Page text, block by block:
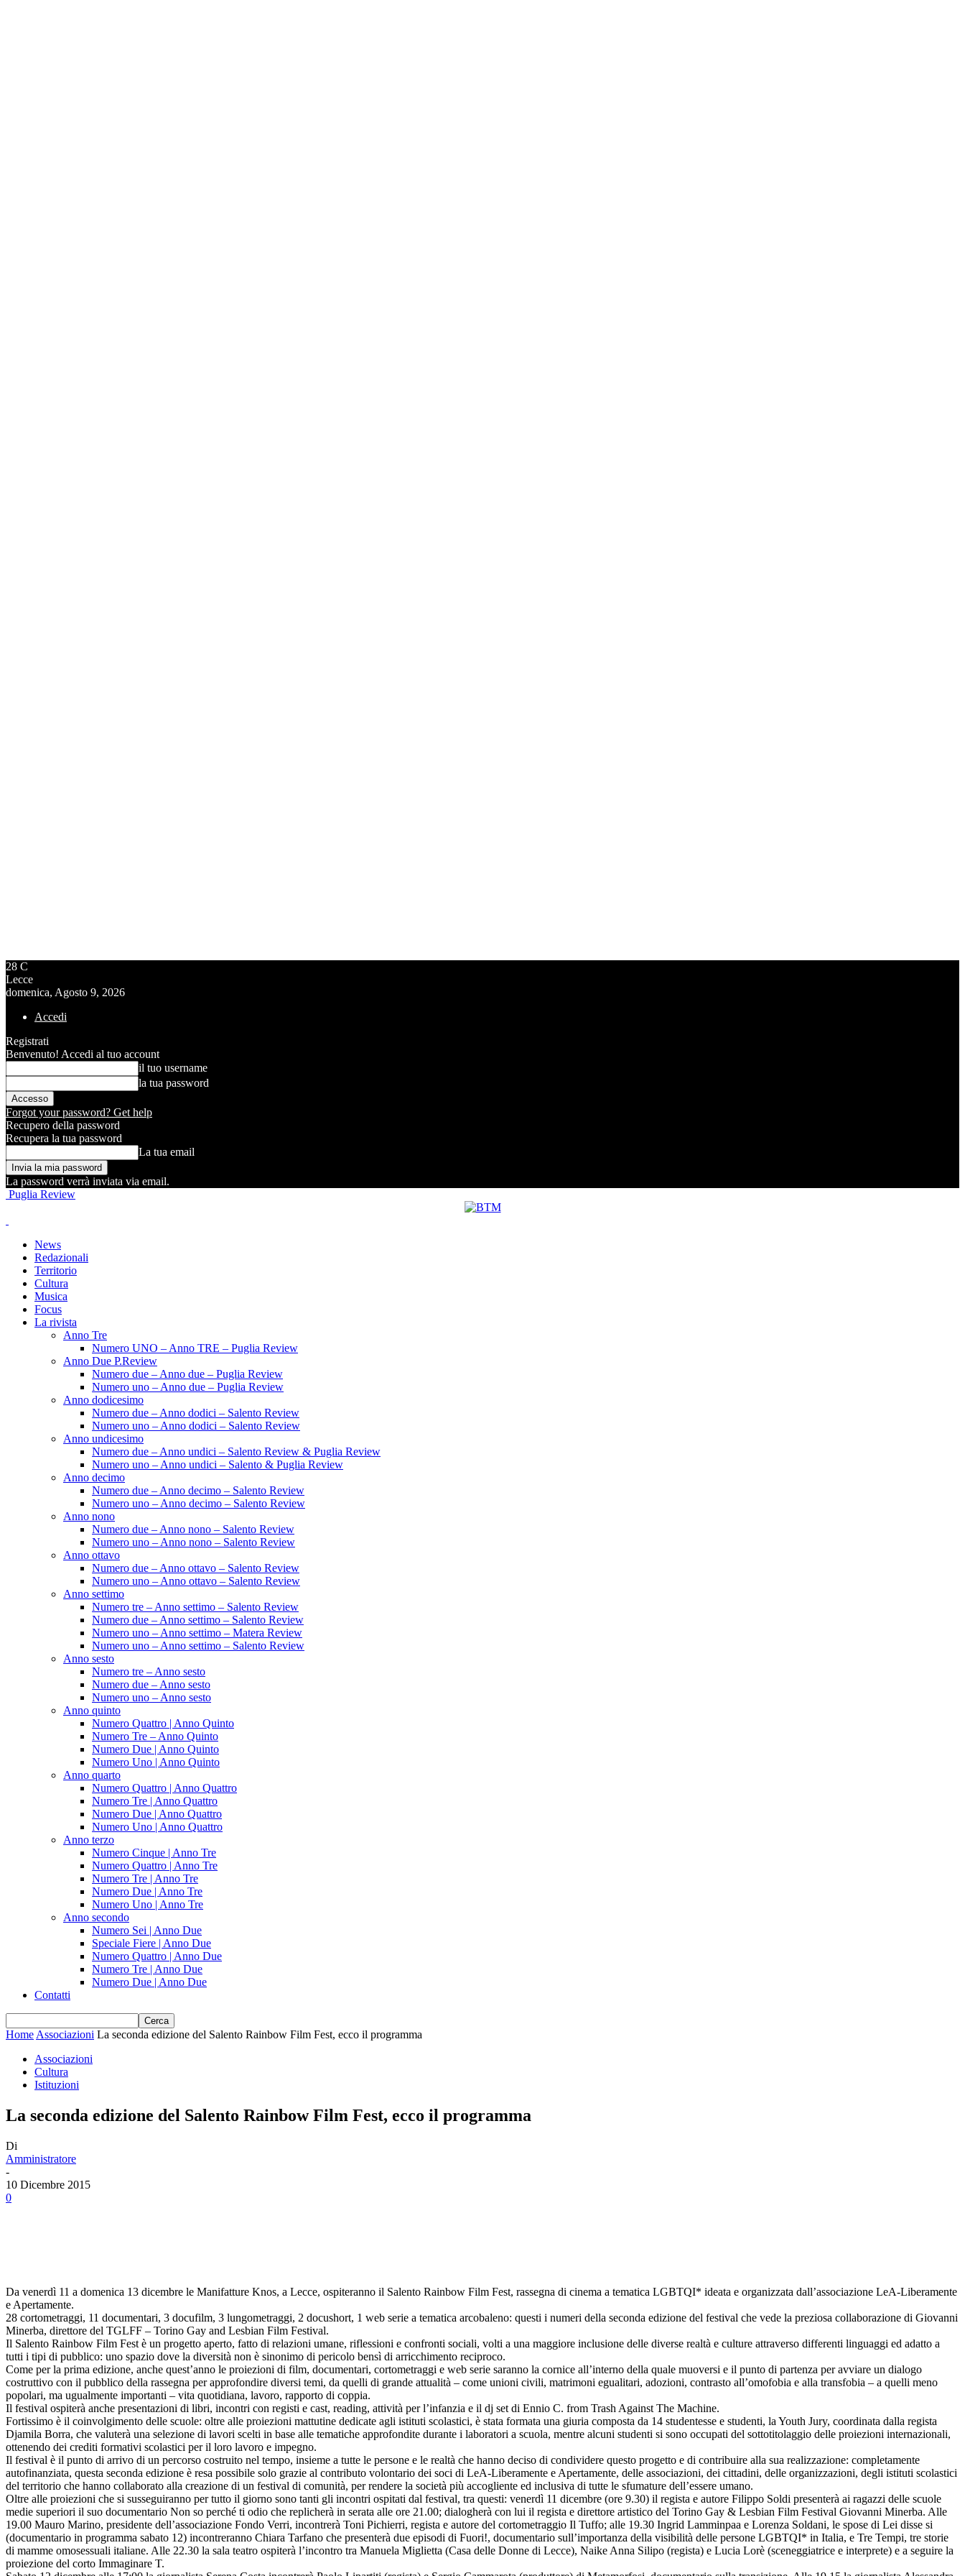
28 C
Lecce
domenica, Agosto 9, 2026
Accedi
Registrati
Benvenuto! Accedi al tuo account
il tuo username
la tua password
Forgot your password? Get help
Recupero della password
Recupera la tua password
La tua email
La password verrà inviata via email.
Puglia Review
News
Redazionali
Territorio
Cultura
Musica
Focus
La rivista
Anno Tre
Numero UNO – Anno TRE – Puglia Review
Anno Due P.Review
Numero due – Anno due – Puglia Review
Numero uno – Anno due – Puglia Review
Anno dodicesimo
Numero due – Anno dodici – Salento Review
Numero uno – Anno dodici – Salento Review
Anno undicesimo
Numero due – Anno undici – Salento Review & Puglia Review
Numero uno – Anno undici – Salento & Puglia Review
Anno decimo
Numero due – Anno decimo – Salento Review
Numero uno – Anno decimo – Salento Review
Anno nono
Numero due – Anno nono – Salento Review
Numero uno – Anno nono – Salento Review
Anno ottavo
Numero due – Anno ottavo – Salento Review
Numero uno – Anno ottavo – Salento Review
Anno settimo
Numero tre – Anno settimo – Salento Review
Numero due – Anno settimo – Salento Review
Numero uno – Anno settimo – Matera Review
Numero uno – Anno settimo – Salento Review
Anno sesto
Numero tre – Anno sesto
Numero due – Anno sesto
Numero uno – Anno sesto
Anno quinto
Numero Quattro | Anno Quinto
Numero Tre – Anno Quinto
Numero Due | Anno Quinto
Numero Uno | Anno Quinto
Anno quarto
Numero Quattro | Anno Quattro
Numero Tre | Anno Quattro
Numero Due | Anno Quattro
Numero Uno | Anno Quattro
Anno terzo
Numero Cinque | Anno Tre
Numero Quattro | Anno Tre
Numero Tre | Anno Tre
Numero Due | Anno Tre
Numero Uno | Anno Tre
Anno secondo
Numero Sei | Anno Due
Speciale Fiere | Anno Due
Numero Quattro | Anno Due
Numero Tre | Anno Due
Numero Due | Anno Due
Contatti
Home Associazioni La seconda edizione del Salento Rainbow Film Fest, ecco il programma
Associazioni
Cultura
Istituzioni
La seconda edizione del Salento Rainbow Film Fest, ecco il programma
Di
Amministratore
-
10 Dicembre 2015
0
Da venerdì 11 a domenica 13 dicembre le Manifatture Knos, a Lecce, ospiteranno il Salento Rainbow Film Fest, rassegna di cinema a tematica LGBTQI* ideata e organizzata dall’associazione LeA-Liberamente
e Apertamente.
28 cortometraggi, 11 documentari, 3 docufilm, 3 lungometraggi, 2 docushort, 1 web serie a tematica arcobaleno: questi i numeri della seconda edizione del festival che vede la preziosa collaborazione di Giovanni
Minerba, direttore del TGLFF – Torino Gay and Lesbian Film Festival.
Il Salento Rainbow Film Fest è un progetto aperto, fatto di relazioni umane, riflessioni e confronti sociali, volti a una maggiore inclusione delle diverse realtà e culture attraverso differenti linguaggi ed adatto a
tutti i tipi di pubblico: uno spazio dove la diversità non è sinonimo di pericolo bensì di arricchimento reciproco.
Come per la prima edizione, anche quest’anno le proiezioni di film, documentari, cortometraggi e web serie saranno la cornice all’interno della quale muoversi e il punto di partenza per avviare un dialogo
costruttivo con il pubblico della rassegna per approfondire diversi temi, da quelli di grande attualità – come unioni civili, matrimoni egualitari, adozioni, contrasto all’omofobia e alla transfobia – a quelli meno
popolari, ma ugualmente importanti – vita quotidiana, lavoro, rapporto di coppia.
Il festival ospiterà anche presentazioni di libri, incontri con registi e cast, reading, attività per l’infanzia e il dj set di Ennio C. from Trash Against The Machine.
Fortissimo è il coinvolgimento delle scuole: oltre alle proiezioni mattutine dedicate agli istituti scolastici, è stata formata una giuria composta da 14 studentesse e studenti, la Youth Jury, coordinata dalla regista
Djamila Borra, che valuterà una selezione di lavori scelti in base alle tematiche approfondite durante i laboratori a scuola, mentre alcuni studenti si sono occupati del sottotitolaggio delle proiezioni internazionali,
ottenendo dei crediti formativi scolastici per il loro lavoro e impegno.
Il festival è il punto di arrivo di un percorso costruito nel tempo, insieme a tutte le persone e le realtà che hanno deciso di condividere questo progetto e di contribuire alla sua realizzazione: completamente
autofinanziata, questa seconda edizione è resa possibile solo grazie al contributo volontario dei soci di LeA-Liberamente e Apertamente, delle associazioni, dei cittadini, delle organizzazioni, degli istituti scolastici
del territorio che hanno collaborato alla creazione di un festival di comunità, per rendere la società più accogliente ed inclusiva di tutte le sfumature dell’essere umano.
Oltre alle proiezioni che si susseguiranno per tutto il giorno sono tanti gli incontri ospitati dal festival, tra questi: venerdì 11 dicembre (ore 9.30) il regista e autore Filippo Soldi presenterà ai ragazzi delle scuole
medie superiori il suo documentario Non so perché ti odio che replicherà in serata alle ore 21.00; dialogherà con lui il regista e direttore artistico del Torino Gay & Lesbian Film Festival Giovanni Minerba. Alle
19.00 Mauro Marino, presidente dell’associazione Fondo Verri, incontrerà Toni Pichierri, regista e autore del cortometraggio Il Tuffo; alle 19.30 Ingrid Lamminpaa e Lorenza Soldani, le spose di Lei disse si
(documentario in programma sabato 12) incontreranno Chiara Tarfano che presenterà due episodi di Fuori!, documentario sull’importanza della visibilità delle persone LGBTQI* in Italia, e Tre Tempi, tre storie
di mamme omosessuali italiane. Alle 22.30 la sala teatro ospiterà l’incontro tra Manuela Miglietta (Casa delle Donne di Lecce), Naike Anna Silipo (regista) e Lucia Lorè (sceneggiatrice e interprete) e a seguire la
proiezione del corto Immaginare T.